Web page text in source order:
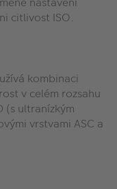
citlivost ISO.
kombinaci
v celém rozsahu
(s ultranízkým
vrstvami ASC a